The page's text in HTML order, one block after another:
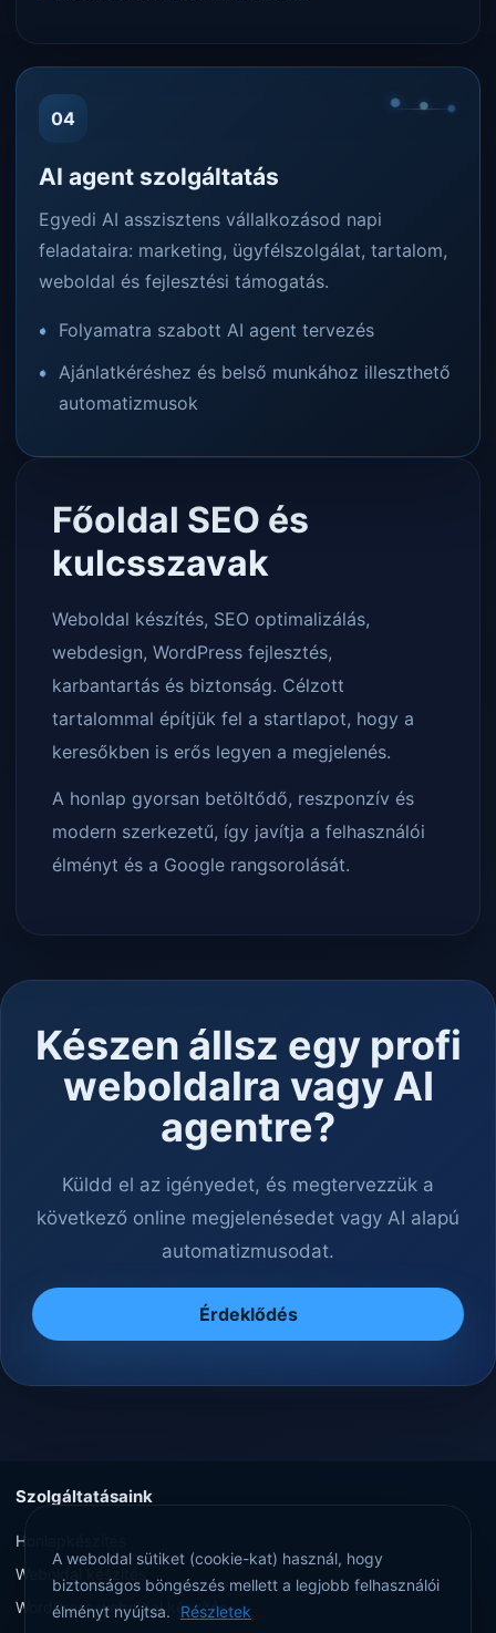
A weboldal sütiket (cookie-kat) használ, hogy
biztonságos böngészés mellett a legjobb felhasználói
élményt nyújtsa.
Részletek
04
AI agent szolgáltatás
Egyedi AI asszisztens vállalkozásod napi
feladataira: marketing, ügyfélszolgálat, tartalom,
weboldal és fejlesztési támogatás.
Folyamatra szabott AI agent tervezés
Ajánlatkéréshez és belső munkához illeszthető
automatizmusok
Főoldal SEO és
kulcsszavak
Weboldal készítés, SEO optimalizálás,
webdesign, WordPress fejlesztés,
karbantartás és biztonság. Célzott
tartalommal építjük fel a startlapot, hogy a
keresőkben is erős legyen a megjelenés.
A honlap gyorsan betöltődő, reszponzív és
modern szerkezetű, így javítja a felhasználói
élményt és a Google rangsorolását.
Készen állsz egy profi
weboldalra vagy AI
agentre?
Küldd el az igényedet, és megtervezzük a
következő online megjelenésedet vagy AI alapú
automatizmusodat.
Érdeklődés
Szolgáltatásaink
Honlapkészítés
Weboldal készítés
WordPress weboldal készítés